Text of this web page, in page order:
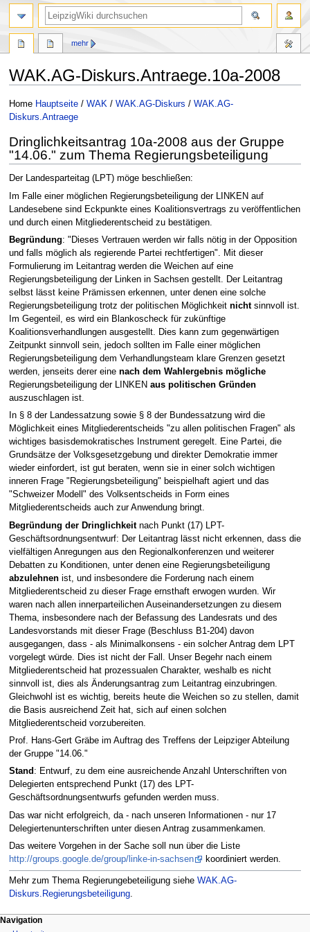
WAK.AG-Diskurs.Antraege.10a-2008
Zur
Navigation
Zur
Suche
Home Hauptseite/ WAK / WAK.AG-Diskurs / WAK.AG-
Diskurs.Antraege
Dringlichkeitsantrag 10a-2008 aus der Gruppe
"14.06." zum Thema Regierungsbeteiligung
Der Landesparteitag (LPT) möge beschließen:
Im Falle einer möglichen Regierungsbeteiligung der LINKEN auf
Landesebene sind Eckpunkte eines Koalitionsvertrags zu veröffentlichen
und durch einen Mitgliederentscheid zu bestätigen.
Begründung: "Dieses Vertrauen werden wir falls nötig in der Opposition
und falls möglich als regierende Partei rechtfertigen". Mit dieser
Formulierung im Leitantrag werden die Weichen auf eine
Regierungsbeteiligung der Linken in Sachsen gestellt. Der Leitantrag
selbst lässt keine Prämissen erkennen, unter denen eine solche
Regierungsbeteiligung trotz der politischen Möglichkeit nichtsinnvoll ist.
Im Gegenteil, es wird ein Blankoscheck für zukünftige
Koalitionsverhandlungen ausgestellt. Dies kann zum gegenwärtigen
Zeitpunkt sinnvoll sein, jedoch sollten im Falle einer möglichen
Regierungsbeteiligung dem Verhandlungsteam klare Grenzen gesetzt
werden, jenseits derer eine nach dem Wahlergebnis mögliche
Regierungsbeteiligung der LINKEN aus politischen Gründen
auszuschlagen ist.
In § 8 der Landessatzung sowie § 8 der Bundessatzung wird die
Möglichkeit eines Mitgliederentscheids "zu allen politischen Fragen" als
wichtiges basisdemokratisches Instrument geregelt. Eine Partei, die
Grundsätze der Volksgesetzgebung und direkter Demokratie immer
wieder einfordert, ist gut beraten, wenn sie in einer solch wichtigen
inneren Frage "Regierungsbeteiligung" beispielhaft agiert und das
"Schweizer Modell" des Volksentscheids in Form eines
Mitgliederentscheids auch zur Anwendung bringt.
Begründung der Dringlichkeitnach Punkt (17) LPT-
Geschäftsordnungsentwurf: Der Leitantrag lässt nicht erkennen, dass die
vielfältigen Anregungen aus den Regionalkonferenzen und weiterer
Debatten zu Konditionen, unter denen eine Regierungsbeteiligung
abzulehnenist, und insbesondere die Forderung nach einem
Mitgliederentscheid zu dieser Frage ernsthaft erwogen wurden. Wir
waren nach allen innerparteilichen Auseinandersetzungen zu diesem
Thema, insbesondere nach der Befassung des Landesrats und des
Landesvorstands mit dieser Frage (Beschluss B1-204) davon
ausgegangen, dass - als Minimalkonsens - ein solcher Antrag dem LPT
vorgelegt würde. Dies ist nicht der Fall. Unser Begehr nach einem
Mitgliederentscheid hat prozessualen Charakter, weshalb es nicht
sinnvoll ist, dies als Änderungsantrag zum Leitantrag einzubringen.
Gleichwohl ist es wichtig, bereits heute die Weichen so zu stellen, damit
die Basis ausreichend Zeit hat, sich auf einen solchen
Mitgliederentscheid vorzubereiten.
Prof. Hans-Gert Gräbe im Auftrag des Treffens der Leipziger Abteilung
der Gruppe "14.06."
Stand : Entwurf, zu dem eine ausreichende Anzahl Unterschriften von
Delegierten entsprechend Punkt (17) des LPT-
Geschäftsordnungsentwurfs gefunden werden muss.
Das war nicht erfolgreich, da - nach unseren Informationen - nur 17
Delegiertenunterschriften unter diesen Antrag zusammenkamen.
Das weitere Vorgehen in der Sache soll nun über die Liste
http://groups.google.de/group/linke-in-sachsen
koordiniert werden.
Mehr zum Thema Regierungebeteiligung siehe WAK.AG-
Diskurs.Regierungsbeteiligung.
mehr
Navigation